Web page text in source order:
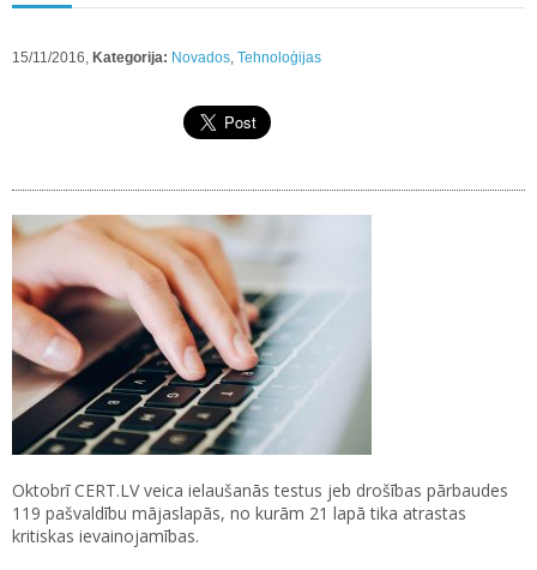
15/11/2016, Kategorija: Novados, Tehnoloģijas
Oktobrī CERT.LV veica ielaušanās testus jeb drošības pārbaudes
119 pašvaldību mājaslapās, no kurām 21 lapā tika atrastas
kritiskas ievainojamības.